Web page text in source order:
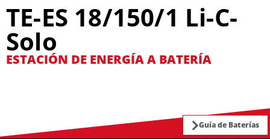
TE-ES 18/150/1 Li-C-
Solo
ESTACIÓN DE ENERGÍA A BATERÍA
Guía de Baterías